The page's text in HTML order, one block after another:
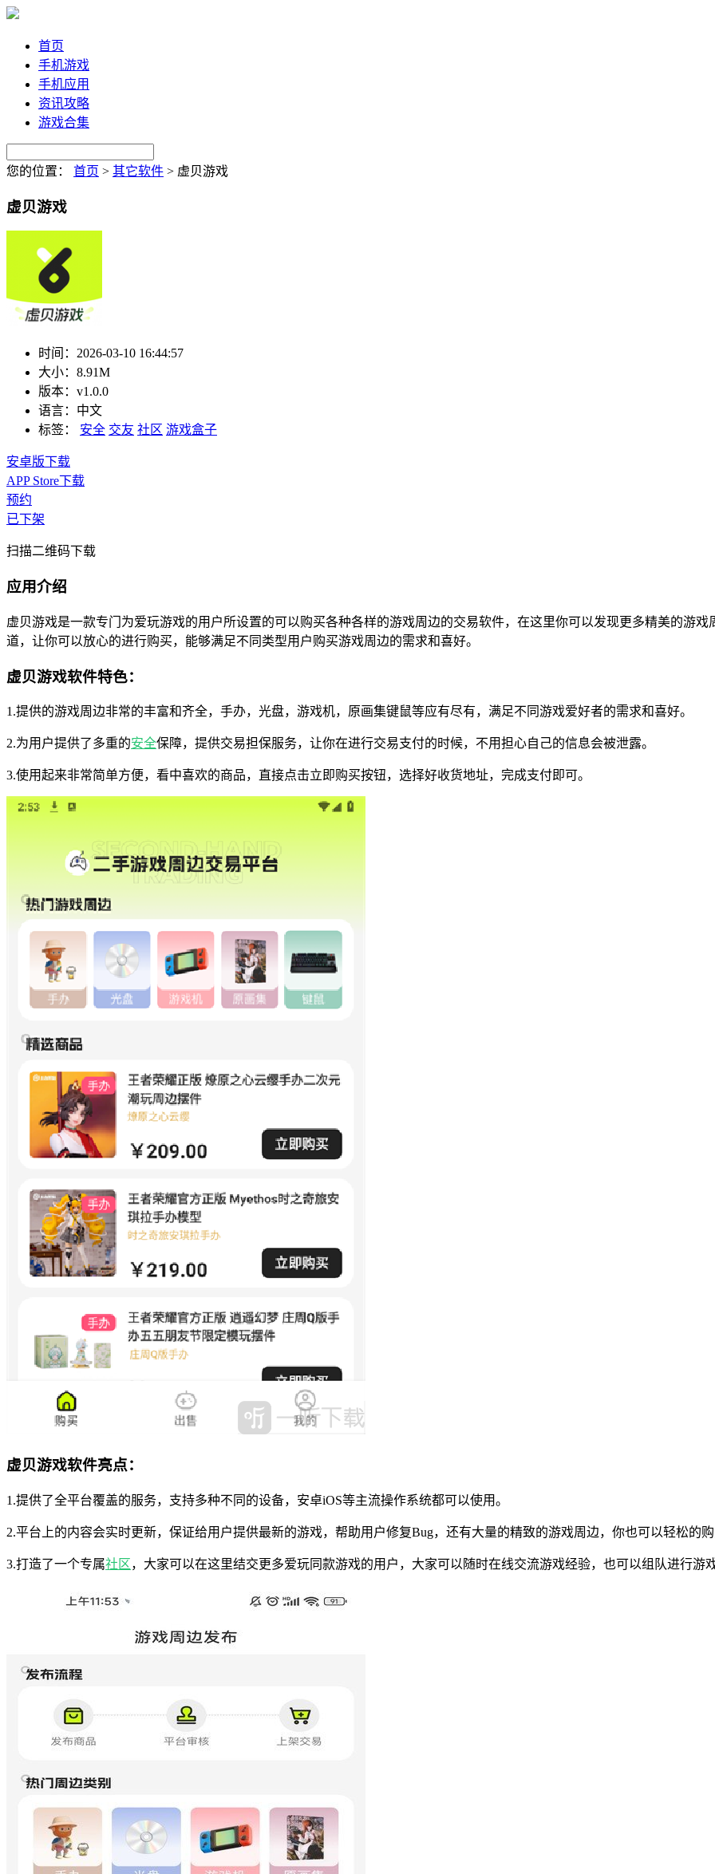
首页
手机游戏
手机应用
资讯攻略
游戏合集
您的位置： 首页 > 其它软件 > 虚贝游戏
虚贝游戏
时间： 2026-03-10 16:44:57
大小： 8.91M
版本： v1.0.0
语言： 中文
标签：
安全 交友 社区 游戏盒子
安卓版下载
APP Store下载
预约
已下架
扫描二维码下载
应用介绍
虚贝游戏是一款专门为爱玩游戏的用户所设置的可以购买各种各样的游戏周边的交易软件，在这里你可以发现更多精美的游
道，让你可以放心的进行购买，能够满足不同类型用户购买游戏周边的需求和喜好。
虚贝游戏软件特色：
1.提供的游戏周边非常的丰富和齐全，手办，光盘，游戏机，原画集键鼠等应有尽有，满足不同游戏爱好者的需求和喜好。
2.为用户提供了多重的安全保障，提供交易担保服务，让你在进行交易支付的时候，不用担心自己的信息会被泄露。
3.使用起来非常简单方便，看中喜欢的商品，直接点击立即购买按钮，选择好收货地址，完成支付即可。
虚贝游戏软件亮点：
1.提供了全平台覆盖的服务，支持多种不同的设备，安卓iOS等主流操作系统都可以使用。
2.平台上的内容会实时更新，保证给用户提供最新的游戏，帮助用户修复Bug，还有大量的精致的游戏周边，你也可以轻松的购
3.打造了一个专属社区，大家可以在这里结交更多爱玩同款游戏的用户，大家可以随时在线交流游戏经验，也可以组队进行游戏